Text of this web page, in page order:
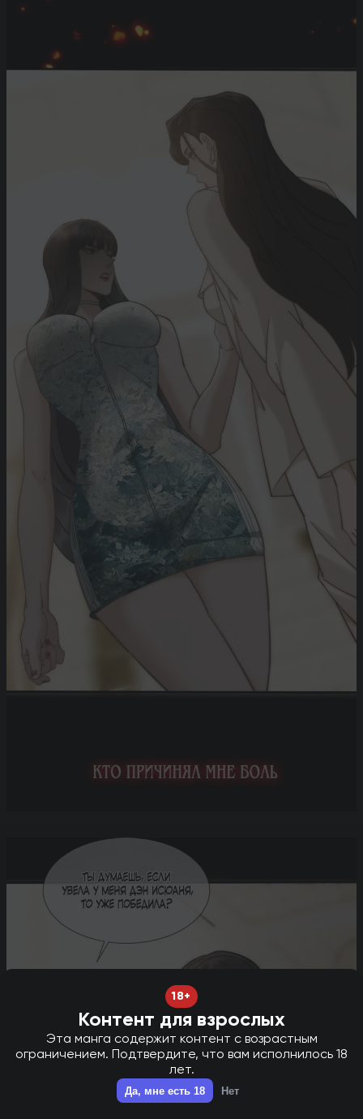
18+
Контент для взрослых
Эта манга содержит контент с возрастным
ограничением. Подтвердите, что вам исполнилось 18
лет.
Да, мне есть 18 Нет
НОВАЯ ГЛАВА В ТГ - НАЖМИ ДЛЯ ПЕРЕХОДА!